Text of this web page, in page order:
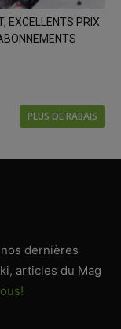
EXCELLENTS PRIX
PLUS DE RABAIS
dernières
articles du Mag